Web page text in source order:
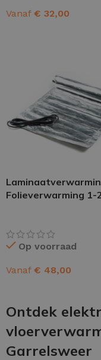
Vanaf € 32,00
Folieverwarming 1-
Op voorraad
Vanaf € 48,00
Ontdek
Garrelsweer